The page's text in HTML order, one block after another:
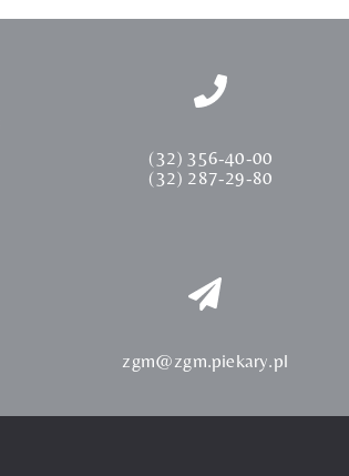
(32) 356-40-00
(32) 287-29-80
zgm@zgm.piekary.pl